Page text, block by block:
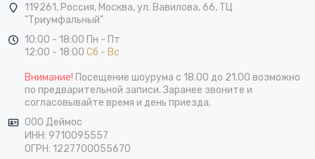
119261, Россия, Москва,ул. Вавилова, 66, ТЦ
"Триумфальный"
10:00 - 18:00 Пн - Пт
12:00 - 18:00 Сб - Вс
Внимание! Посещение шоурума с 18.00 до 21.00 возможно
по предварительной записи. Заранее звоните и
согласовывайте время и день приезда.
ООО Деймос
ИНН: 9710095557
ОГРН: 1227700055670